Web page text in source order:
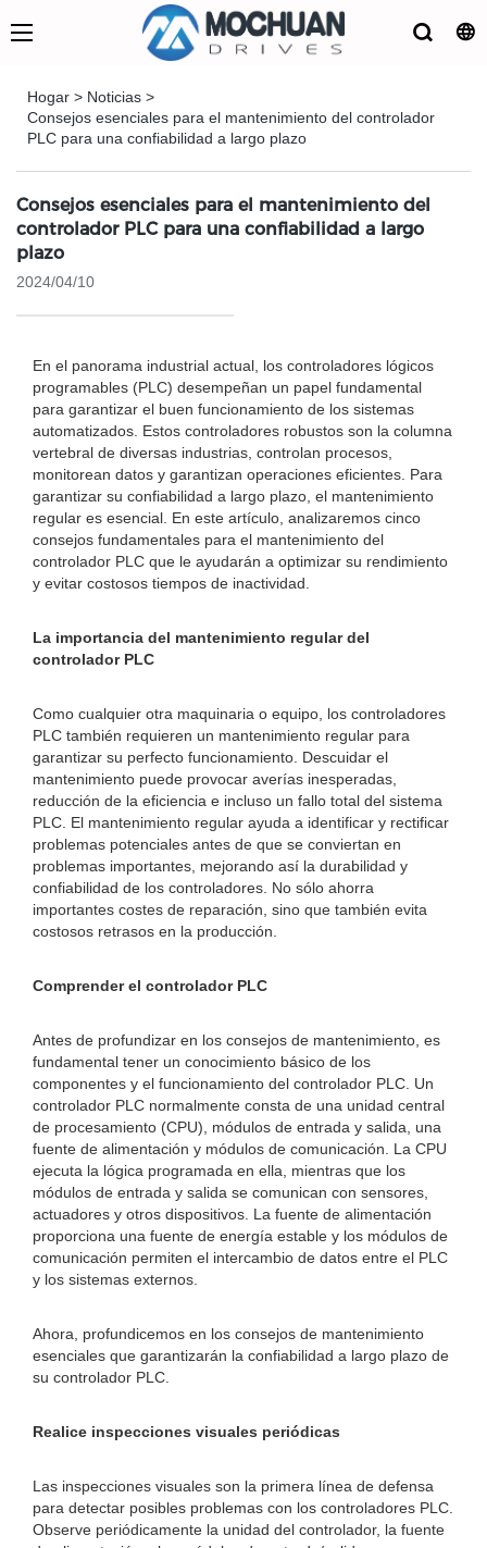
Hogar > Noticias >
Consejos esenciales para el mantenimiento del controlador
PLC para una confiabilidad a largo plazo
Consejos esenciales para el mantenimiento del
controlador PLC para una confiabilidad a largo
plazo
2024/04/10
En el panorama industrial actual, los controladores lógicos
programables (PLC) desempeñan un papel fundamental
para garantizar el buen funcionamiento de los sistemas
automatizados. Estos controladores robustos son la columna
vertebral de diversas industrias, controlan procesos,
monitorean datos y garantizan operaciones eficientes. Para
garantizar su confiabilidad a largo plazo, el mantenimiento
regular es esencial. En este artículo, analizaremos cinco
consejos fundamentales para el mantenimiento del
controlador PLC que le ayudarán a optimizar su rendimiento
y evitar costosos tiempos de inactividad.
La importancia del mantenimiento regular del
controlador PLC
Como cualquier otra maquinaria o equipo, los controladores
PLC también requieren un mantenimiento regular para
garantizar su perfecto funcionamiento. Descuidar el
mantenimiento puede provocar averías inesperadas,
reducción de la eficiencia e incluso un fallo total del sistema
PLC. El mantenimiento regular ayuda a identificar y rectificar
problemas potenciales antes de que se conviertan en
problemas importantes, mejorando así la durabilidad y
confiabilidad de los controladores. No sólo ahorra
importantes costes de reparación, sino que también evita
costosos retrasos en la producción.
Comprender el controlador PLC
Antes de profundizar en los consejos de mantenimiento, es
fundamental tener un conocimiento básico de los
componentes y el funcionamiento del controlador PLC. Un
controlador PLC normalmente consta de una unidad central
de procesamiento (CPU), módulos de entrada y salida, una
fuente de alimentación y módulos de comunicación. La CPU
ejecuta la lógica programada en ella, mientras que los
módulos de entrada y salida se comunican con sensores,
actuadores y otros dispositivos. La fuente de alimentación
proporciona una fuente de energía estable y los módulos de
comunicación permiten el intercambio de datos entre el PLC
y los sistemas externos.
Ahora, profundicemos en los consejos de mantenimiento
esenciales que garantizarán la confiabilidad a largo plazo de
su controlador PLC.
Realice inspecciones visuales periódicas
Las inspecciones visuales son la primera línea de defensa
para detectar posibles problemas con los controladores PLC.
Observe periódicamente la unidad del controlador, la fuente